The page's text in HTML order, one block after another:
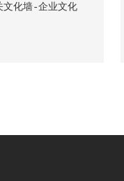
文化墙-企业文化